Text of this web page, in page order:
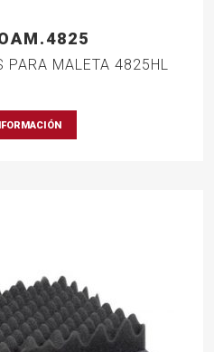
PARA MALETA 4825HL